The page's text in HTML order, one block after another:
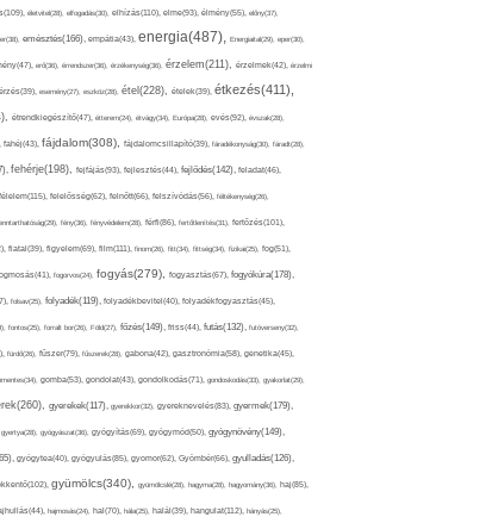
életvitel(28), elfogadás(30), elhízás(110), elme(93), élmény(55), előny(37),
emésztés(166), empátia(43), energia(487), Energiaital(29), eper(30),
erő(36), érrendszer(36), érzékenység(36), érzelem(211), érzelmek(42), érzelmi
érzés(39), esemény(27), eszköz(28), étel(228), ételek(39), étkezés(411),
étrendkiegészítő(47), étterem(24), étvágy(34), Európa(28), evés(92), évszak(28),
fahéj(43), fájdalom(308), fájdalomcsillapító(39), fáradékonyság(30), fáradt(28),
fehérje(198), fejfájás(93), fejlesztés(44), fejlődés(142), feladat(46),
félelem(115), felelősség(62), felnőtt(66), felszívódás(56), féltékenység(26),
fény(36), fényvédelem(28), férfi(86), fertőtlenítés(31), fertőzés(101),
fiatal(39), figyelem(69), film(111), finom(26), fitt(34), fittség(34), fizikai(25), fog(51),
fogorvos(24), fogyás(279), fogyasztás(67), fogyókúra(178),
folsav(25), folyadék(119), folyadékbevitel(40), folyadékfogyasztás(45),
fontos(25), forralt bor(26), Föld(27), főzés(149), friss(44), futás(132), futóverseny(32),
fürdő(26), fűszer(79), fűszerek(28), gabona(42), gasztronómia(58), genetika(45),
gomba(53), gondolat(43), gondolkodás(71), gondoskodás(33), gyakorlat(29),
gyerekek(117), gyerekkor(32), gyereknevelés(83), gyermek(179),
gyertya(28), gyógyászat(36), gyógyítás(69), gyógymód(50), gyógynövény(149),
gyógytea(40), gyógyulás(85), gyomor(62), Gyömbér(66), gyulladás(126),
gyümölcs(340), gyümölcslé(28), hagyma(28), hagyomány(36), haj(85),
hajmosás(24), hal(70), hála(25), halál(39), hangulat(112), hányás(25),